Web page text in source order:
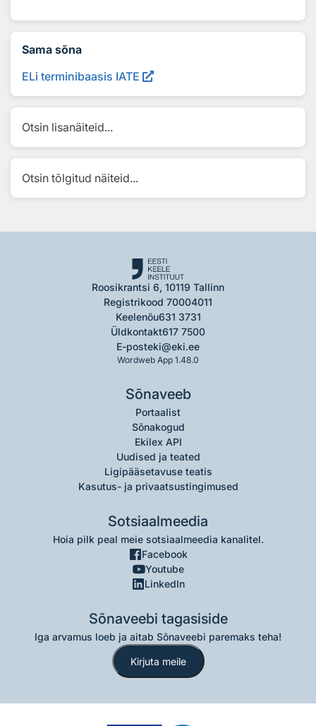
Sama sõna
ELi terminibaasis IATE
Otsin lisanäiteid...
Otsin tõlgitud näiteid...
Roosikrantsi 6, 10119 Tallinn
Registrikood 70004011
Keelenõu631 3731
Üldkontakt617 7500
E-posteki@eki.ee
Wordweb App 1.48.0
Sõnaveeb
Portaalist
Sõnakogud
Ekilex API
Uudised ja teated
Ligipääsetavuse teatis
Kasutus- ja privaatsustingimused
Sotsiaalmeedia
Hoia pilk peal meie sotsiaalmeedia kanalitel.
Facebook
Youtube
LinkedIn
Sõnaveebi tagasiside
Iga arvamus loeb ja aitab Sõnaveebi paremaks teha!
Kirjuta meile